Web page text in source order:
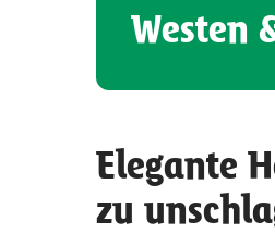
Westen
Elegante
zu